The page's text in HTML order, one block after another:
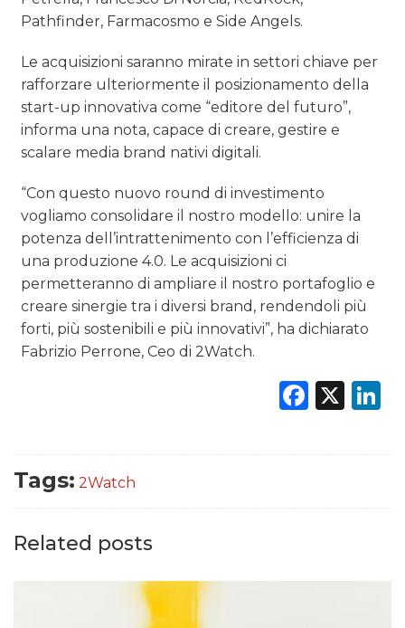
Pathfinder, Farmacosmo e Side Angels.
Le acquisizioni saranno mirate in settori chiave per
rafforzare ulteriormente il posizionamento della
start-up innovativa come “editore del futuro”,
informa una nota, capace di creare, gestire e
scalare media brand nativi digitali.
“Con questo nuovo round di investimento
vogliamo consolidare il nostro modello: unire la
potenza dell’intrattenimento con l’efficienza di
una produzione 4.0. Le acquisizioni ci
permetteranno di ampliare il nostro portafoglio e
creare sinergie tra i diversi brand, rendendoli più
forti, più sostenibili e più innovativi”, ha dichiarato
Fabrizio Perrone, Ceo di 2Watch.
X
Tags: 2Watch
Related posts